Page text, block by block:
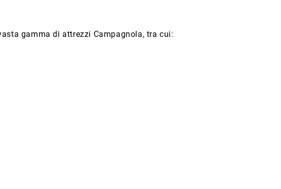
gamma di attrezzi Campagnola, tra cui: